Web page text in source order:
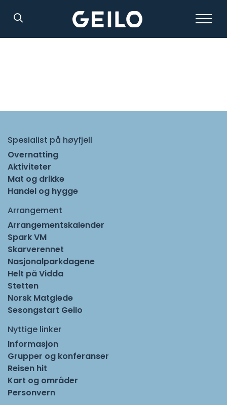
Spesialist på høyfjell
Overnatting
Aktiviteter
Mat og drikke
Handel og hygge
Arrangement
Arrangementskalender
Spark VM
Skarverennet
Nasjonalparkdagene
Helt på Vidda
Stetten
Norsk Matglede
Sesongstart Geilo
Nyttige linker
Informasjon
Grupper og konferanser
Reisen hit
Kart og områder
Personvern